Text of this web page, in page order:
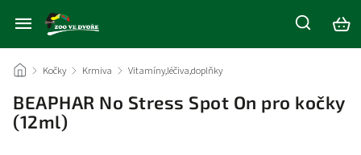
/ Kočky / Krmiva / Vitamíny,léčiva,doplňky
BEAPHAR No Stress Spot On pro kočky
(12ml)